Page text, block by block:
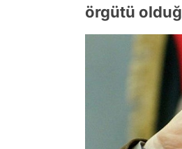
örgütü